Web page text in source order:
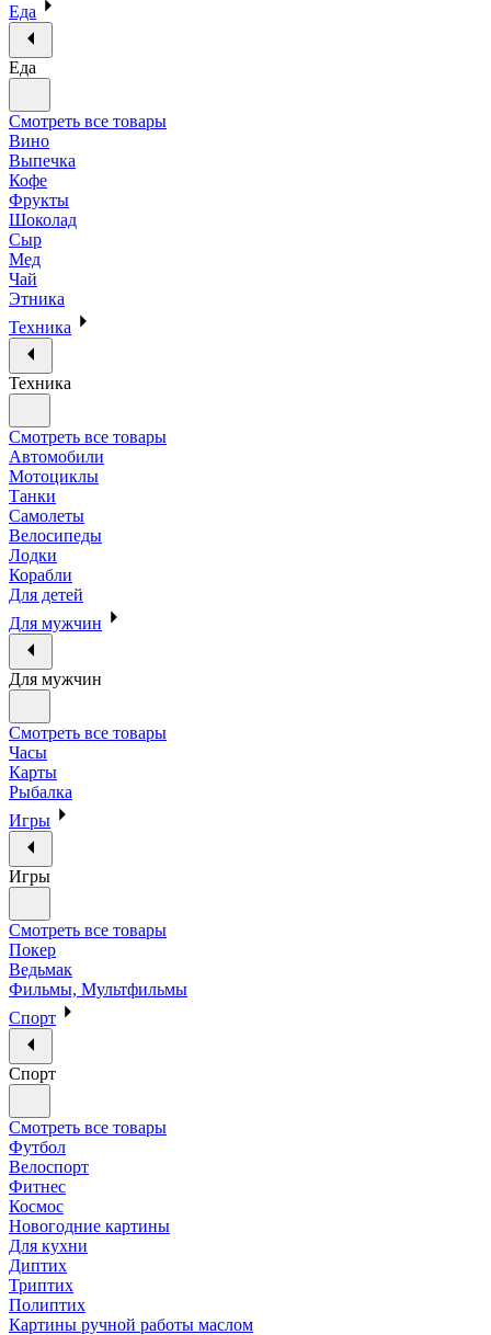
Еда
Еда
Смотреть все товары
Вино
Выпечка
Кофе
Фрукты
Шоколад
Сыр
Мед
Чай
Этника
Техника
Техника
Смотреть все товары
Автомобили
Мотоциклы
Танки
Самолеты
Велосипеды
Лодки
Корабли
Для детей
Для мужчин
Для мужчин
Смотреть все товары
Часы
Карты
Рыбалка
Игры
Игры
Смотреть все товары
Покер
Ведьмак
Фильмы, Мультфильмы
Спорт
Спорт
Смотреть все товары
Футбол
Велоспорт
Фитнес
Космос
Новогодние картины
Для кухни
Диптих
Триптих
Полиптих
Картины ручной работы маслом